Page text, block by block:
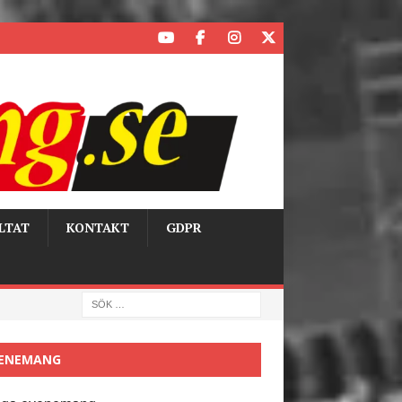
KONTAKT GDPR